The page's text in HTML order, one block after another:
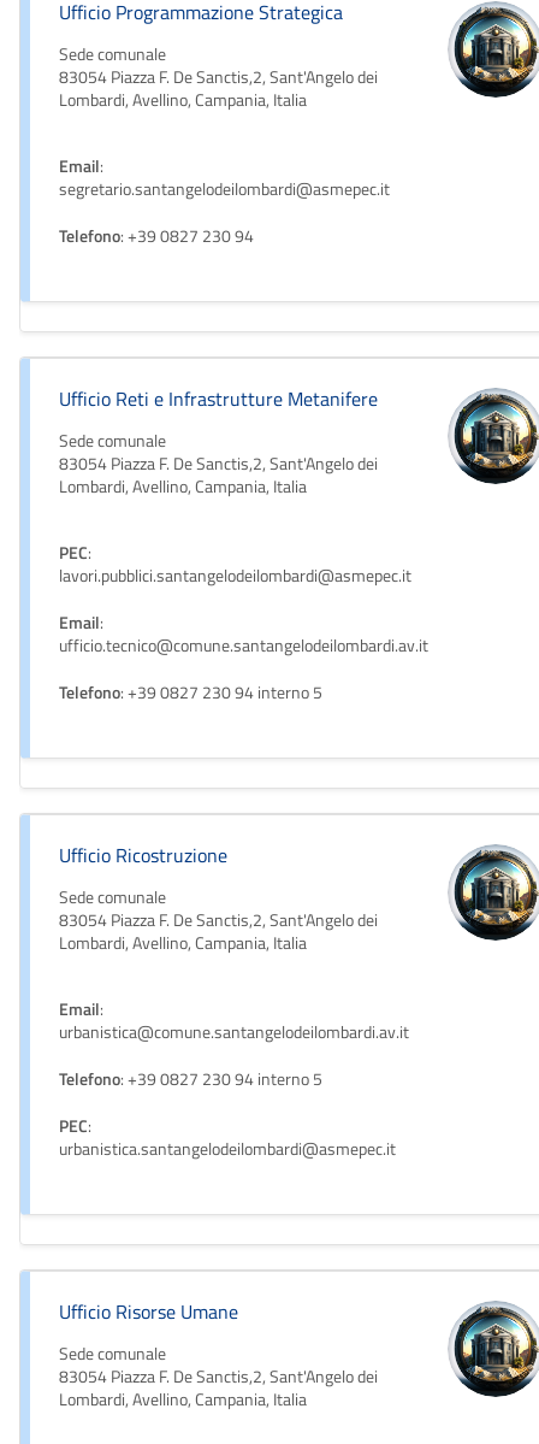
Ufficio Programmazione Strategica
Sede comunale
83054 Piazza F. De Sanctis,2, Sant'Angelo dei
Lombardi, Avellino, Campania, Italia
Email:
segretario.santangelodeilombardi@asmepec.it
Telefono: +39 0827 230 94
Ufficio Reti e Infrastrutture Metanifere
Sede comunale
83054 Piazza F. De Sanctis,2, Sant'Angelo dei
Lombardi, Avellino, Campania, Italia
PEC:
lavori.pubblici.santangelodeilombardi@asmepec.it
Email:
ufficio.tecnico@comune.santangelodeilombardi.av.it
Telefono: +39 0827 230 94 interno 5
Ufficio Ricostruzione
Sede comunale
83054 Piazza F. De Sanctis,2, Sant'Angelo dei
Lombardi, Avellino, Campania, Italia
Email:
urbanistica@comune.santangelodeilombardi.av.it
Telefono: +39 0827 230 94 interno 5
PEC:
urbanistica.santangelodeilombardi@asmepec.it
Ufficio Risorse Umane
Sede comunale
83054 Piazza F. De Sanctis,2, Sant'Angelo dei
Lombardi, Avellino, Campania, Italia